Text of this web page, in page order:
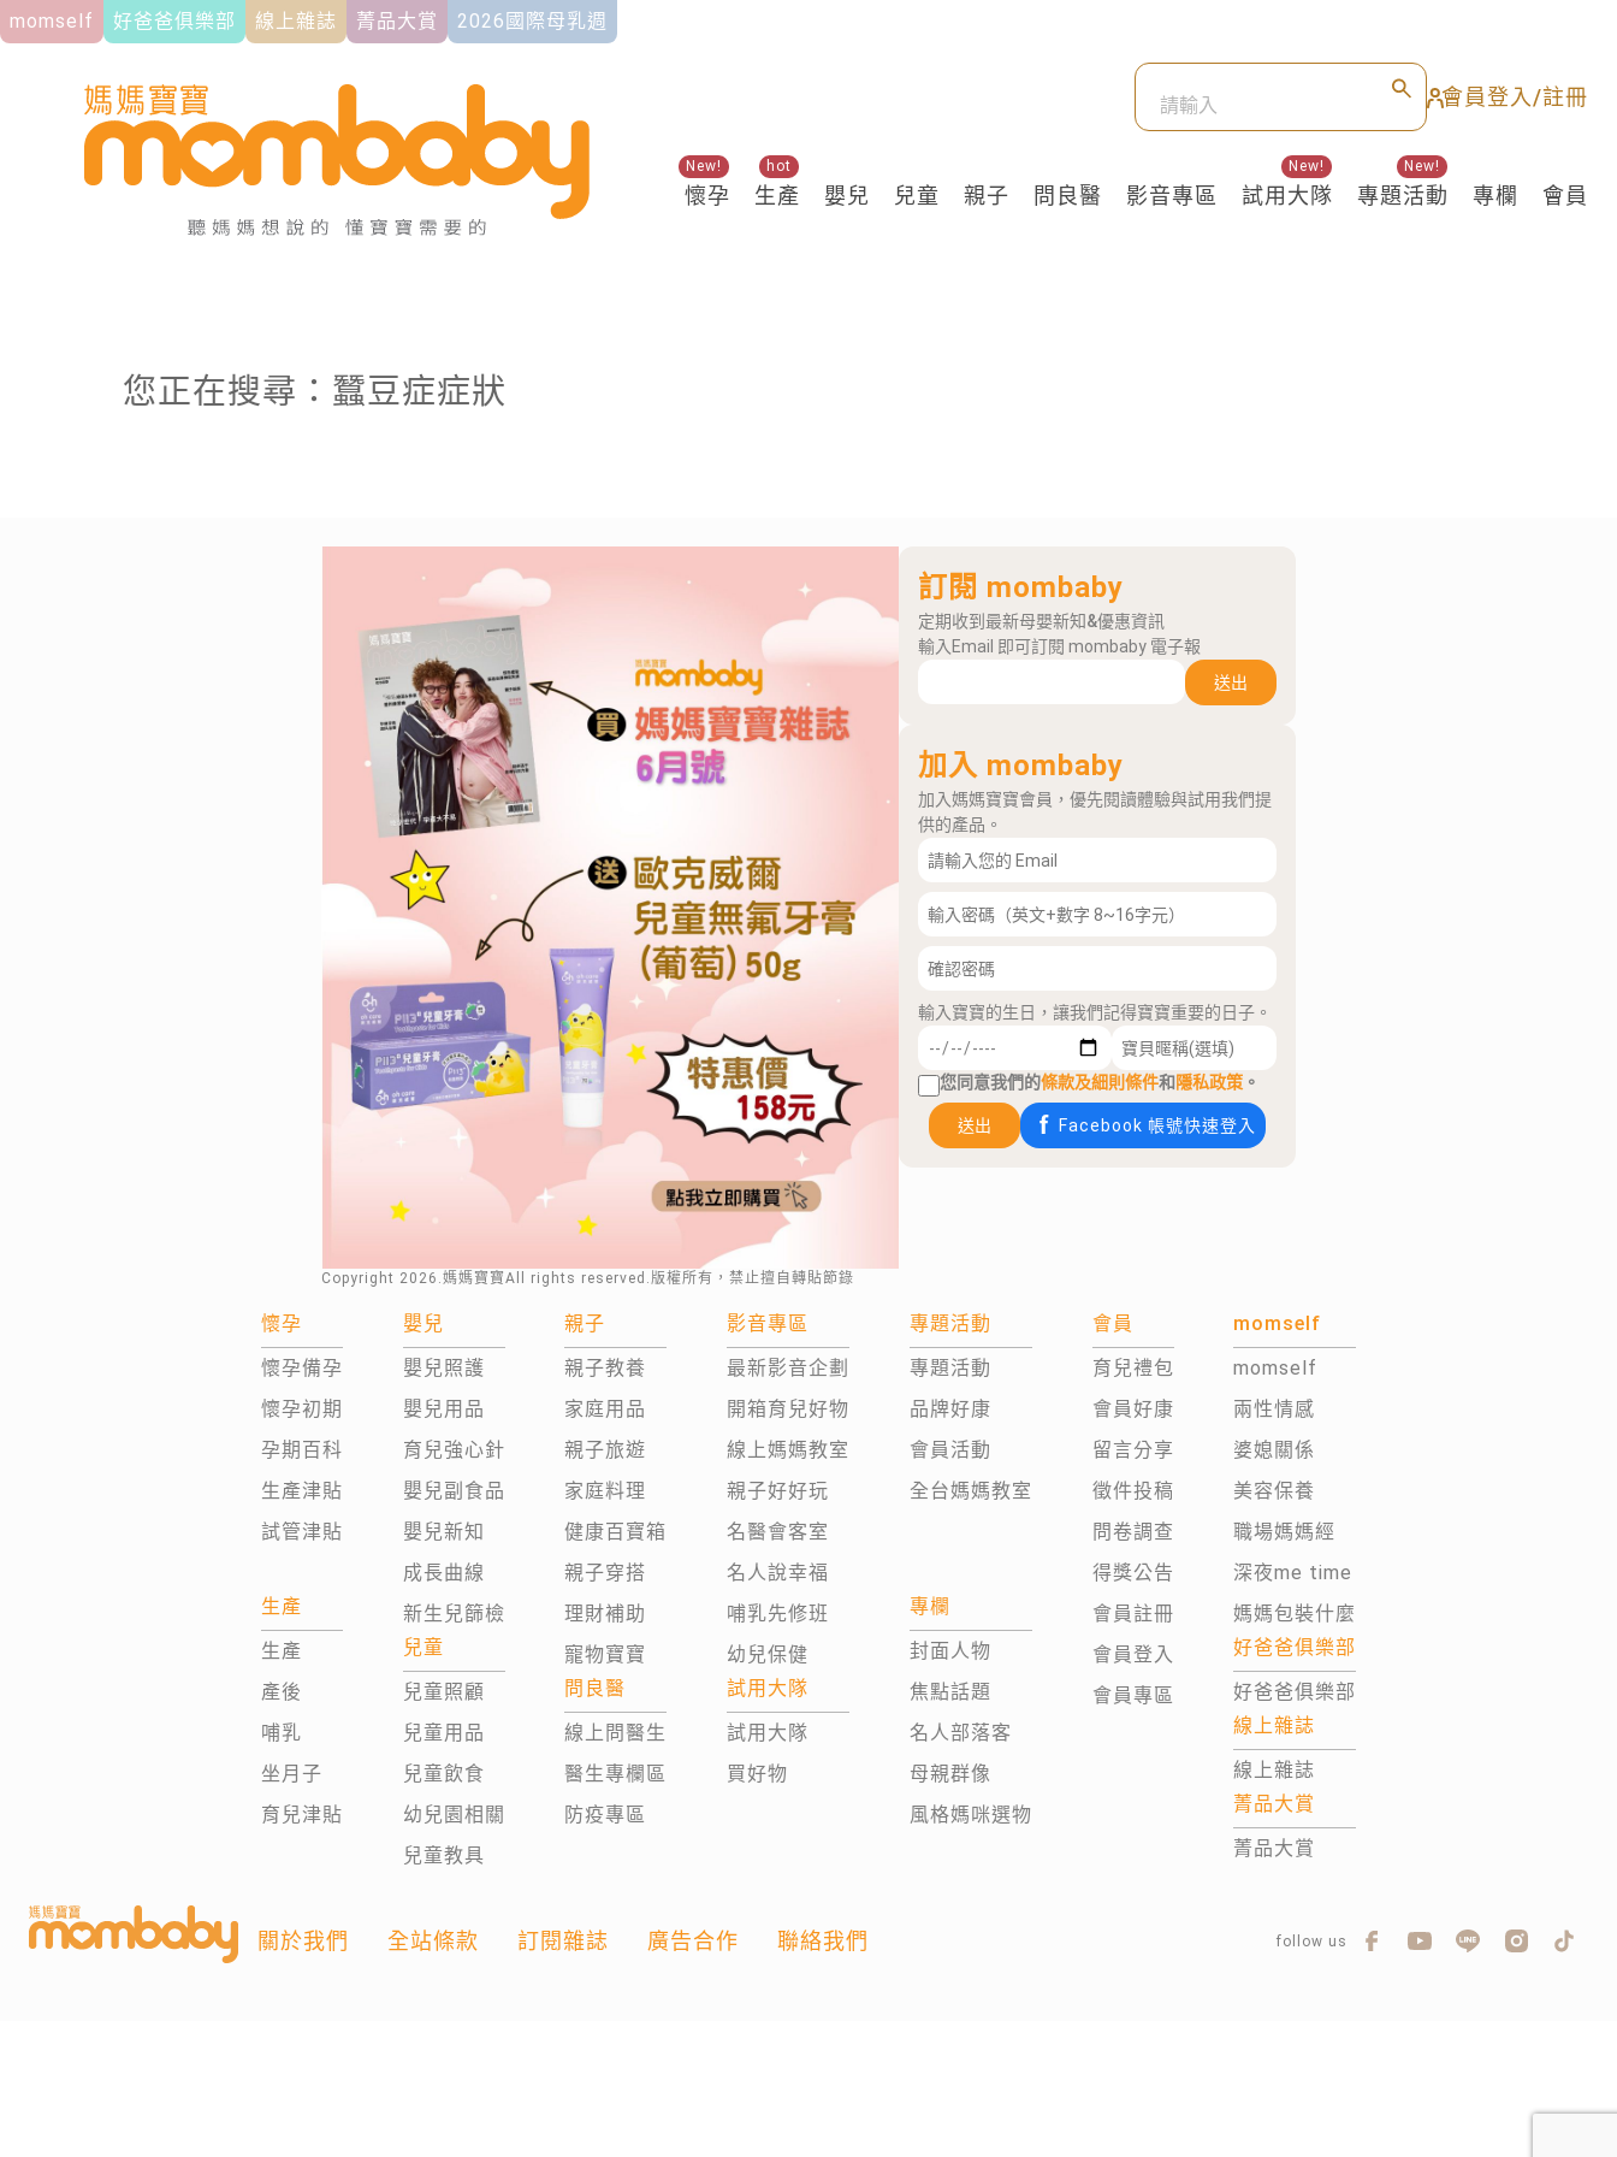
momself 好爸爸俱樂部 線上雜誌 菁品大賞 2026國際母乳週
會員登入/註冊
懷孕
New!
生產
hot
嬰兒 兒童 親子 問良醫 影音專區 試用大隊
New!
專題活動
New!
專欄 會員
關鍵熱搜
您正在搜尋：蠶豆症症狀
Copyright 2026 .媽媽寶寶All rights reserved.版權所有，禁止擅自轉貼節錄
訂閱 mombaby
定期收到最新母嬰新知&優惠資訊
輸入Email 即可訂閱 mombaby 電子報
送出
加入 mombaby
加入媽媽寶寶會員，優先閱讀體驗與試用我們提
供的產品。
輸入寶寶的生日，讓我們記得寶寶重要的日子。
您同意我們的條款及細則條件和隱私政策 。
送出 Facebook 帳號快速登入
懷孕
懷孕備孕
懷孕初期
孕期百科
生產津貼
試管津貼
生產
生產
產後
哺乳
坐月子
育兒津貼
嬰兒
嬰兒照護
嬰兒用品
育兒強心針
嬰兒副食品
嬰兒新知
成長曲線
新生兒篩檢
兒童
兒童照顧
兒童用品
兒童飲食
幼兒園相關
兒童教具
親子
親子教養
家庭用品
親子旅遊
家庭料理
健康百寶箱
親子穿搭
理財補助
寵物寶寶
問良醫
線上問醫生
醫生專欄區
防疫專區
影音專區
最新影音企劃
開箱育兒好物
線上媽媽教室
親子好好玩
名醫會客室
名人說幸福
哺乳先修班
幼兒保健
試用大隊
試用大隊
買好物
專題活動
專題活動
品牌好康
會員活動
全台媽媽教室
專欄
封面人物
焦點話題
名人部落客
母親群像
風格媽咪選物
會員
育兒禮包
會員好康
留言分享
徵件投稿
問卷調查
得獎公告
會員註冊
會員登入
會員專區
momself
momself
兩性情感
婆媳關係
美容保養
職場媽媽經
深夜me time
媽媽包裝什麼
好爸爸俱樂部
好爸爸俱樂部
線上雜誌
線上雜誌
菁品大賞
菁品大賞
關於我們 全站條款 訂閱雜誌 廣告合作 聯絡我們 follow us